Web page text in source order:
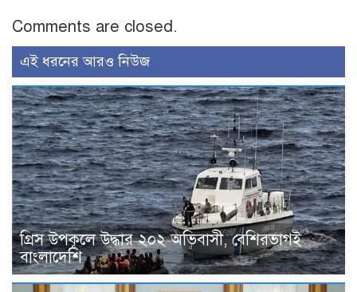
Comments are closed.
এই ধরনের আরও নিউজ
গ্রিস উপকূলে উদ্ধার ২০২ অভিবাসী, বেশিরভাগই
বাংলাদেশি